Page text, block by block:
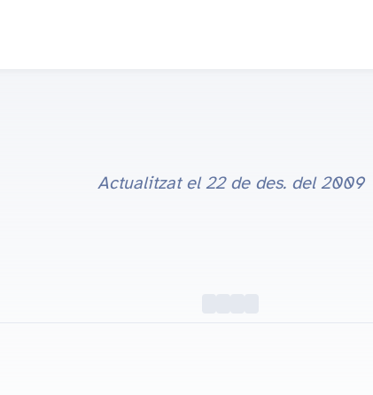
Actualitzat el22 de des. del 2009